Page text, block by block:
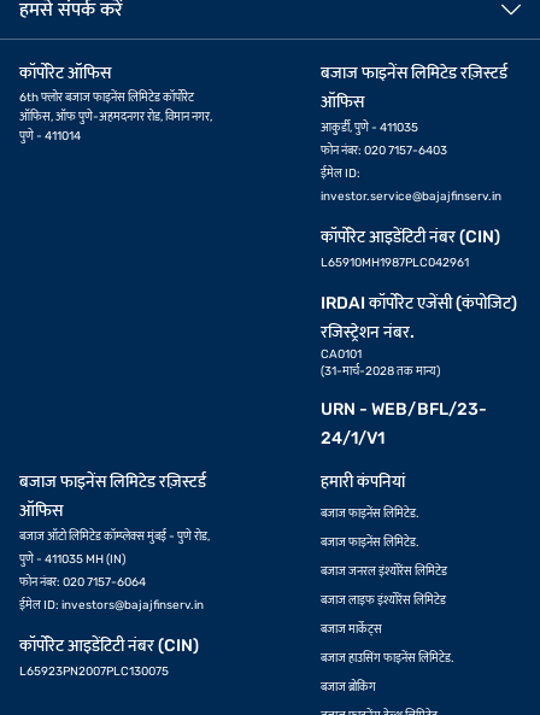
हमसे संपर्क करें
कॉर्पोरेट ऑफिस
6th फ्लोर बजाज फाइनेंस लिमिटेड कॉर्पोरेट
ऑफिस, ऑफ पुणे-अहमदनगर रोड, विमान नगर,
पुणे - 411014
बजाज फाइनेंस लिमिटेड रज़िस्टर्ड
ऑफिस
आकुर्डी, पुणे - 411035
फोन नंबर: 020 7157-6403
ईमेल ID:
investor.service@bajajfinserv.in
कॉर्पोरेट आइडेंटिटी नंबर (CIN)
L65910MH1987PLC042961
IRDAI कॉर्पोरेट एजेंसी (कंपोजिट)
रजिस्ट्रेशन नंबर.
CA0101
(31-मार्च-2028 तक मान्य)
URN - WEB/BFL/23-
24/1/V1
बजाज फाइनेंस लिमिटेड रज़िस्टर्ड
ऑफिस
बजाज ऑटो लिमिटेड कॉम्प्लेक्स मुंबई - पुणे रोड,
पुणे - 411035 MH (IN)
फोन नंबर: 020 7157-6064
ईमेल ID: investors@bajajfinserv.in
कॉर्पोरेट आइडेंटिटी नंबर (CIN)
L65923PN2007PLC130075
हमारी कंपनियां
बजाज फाइनेंस लिमिटेड.
बजाज फाइनेंस लिमिटेड.
बजाज जनरल इंश्योरेंस लिमिटेड
बजाज लाइफ इंश्योरेंस लिमिटेड
बजाज मार्केट्स
बजाज हाउसिंग फाइनेंस लिमिटेड.
बजाज ब्रोकिंग